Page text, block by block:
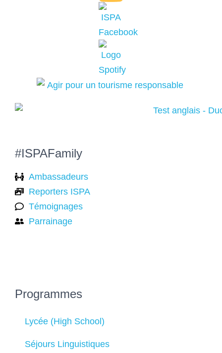
#ISPAFamily
Ambassadeurs
Reporters ISPA
Témoignages
Parrainage
Programmes
Lycée (High School)
Séjours Linguistiques